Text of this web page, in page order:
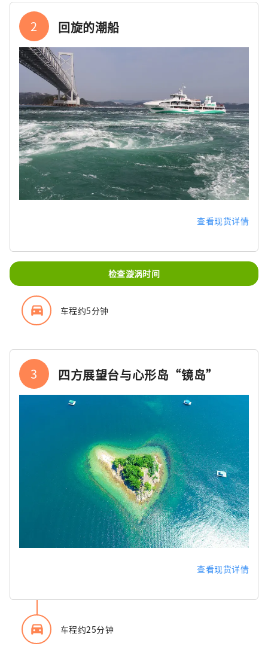
2 回旋的潮船
查看现货详情
检查漩涡时间
directions_car_filled 车程约5分钟
3 四方展望台与心形岛“镜岛”
查看现货详情
directions_car_filled 车程约25分钟